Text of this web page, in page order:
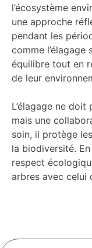
l’écosystème
une approche
pendant les
comme
équilibre tout en
de leur
L’élagage ne
mais une
soin, il protège
la biodiversité.
respect
arbres avec celui